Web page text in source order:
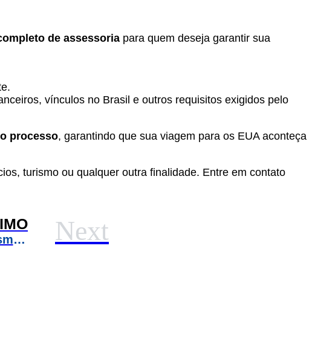
de assessoria para quem deseja garantir sua
vínculos no Brasil e outros requisitos exigidos pelo
processo, garantindo que sua viagem para os EUA aconteça
turismo ou qualquer outra finalidade. Entre em contato
EUA reforçam restrições ao “turismo de nascimento” e negam vistos a grávidas com essa intenção Next